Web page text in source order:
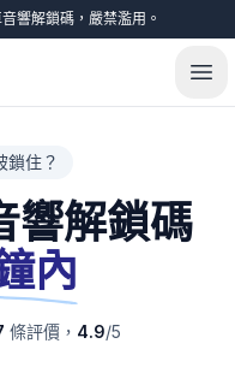
響解鎖碼，嚴禁濫用。
鎖住？
響解鎖碼
內
條評價， 4.9/5